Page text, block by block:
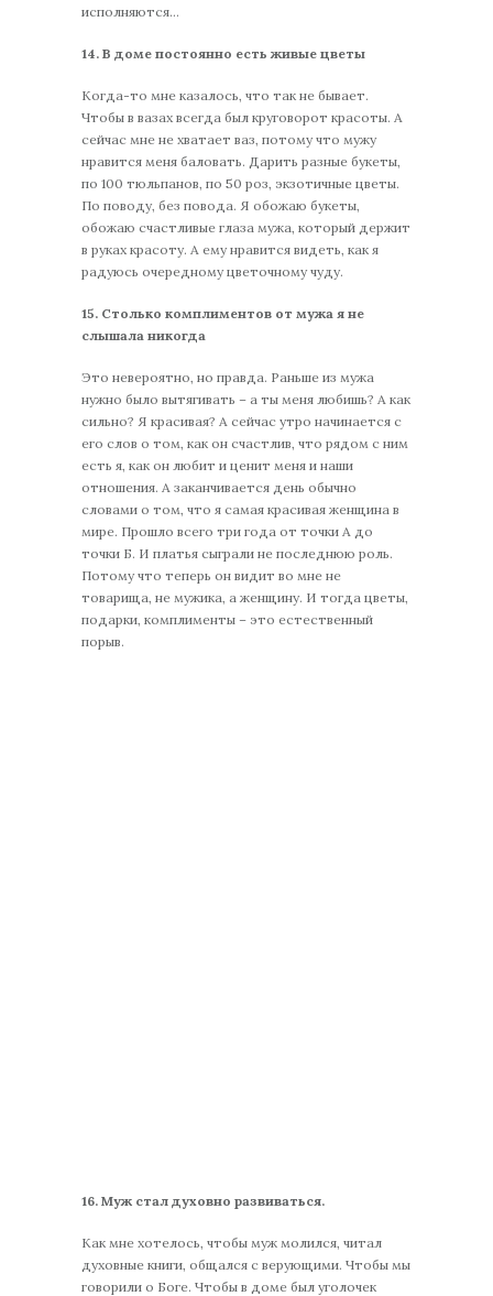
исполняются…
14. В доме постоянно есть живые цветы
Когда-то мне казалось, что так не бывает.
Чтобы в вазах всегда был круговорот красоты. А
сейчас мне не хватает ваз, потому что мужу
нравится меня баловать. Дарить разные букеты,
по 100 тюльпанов, по 50 роз, экзотичные цветы.
По поводу, без повода. Я обожаю букеты,
обожаю счастливые глаза мужа, который держит
в руках красоту. А ему нравится видеть, как я
радуюсь очередному цветочному чуду.
15. Столько комплиментов от мужа я не
слышала никогда
Это невероятно, но правда. Раньше из мужа
нужно было вытягивать – а ты меня любишь? А как
сильно? Я красивая? А сейчас утро начинается с
его слов о том, как он счастлив, что рядом с ним
есть я, как он любит и ценит меня и наши
отношения. А заканчивается день обычно
словами о том, что я самая красивая женщина в
мире. Прошло всего три года от точки А до
точки Б. И платья сыграли не последнюю роль.
Потому что теперь он видит во мне не
товарища, не мужика, а женщину. И тогда цветы,
подарки, комплименты – это естественный
порыв.
16. Муж стал духовно развиваться.
Как мне хотелось, чтобы муж молился, читал
духовные книги, общался с верующими. Чтобы мы
говорили о Боге. Чтобы в доме был уголочек